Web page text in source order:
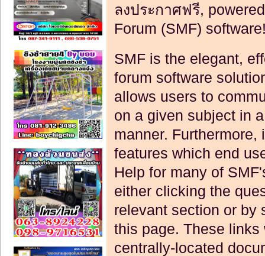
ลงประกาศฟรี,
Forum (SMF)
SMF is the elegant,
forum software
allows users to
on a given subject in
manner. Furthermore,
features which end
Help for many of
either clicking the
relevant section or by
this page. These
centrally-located